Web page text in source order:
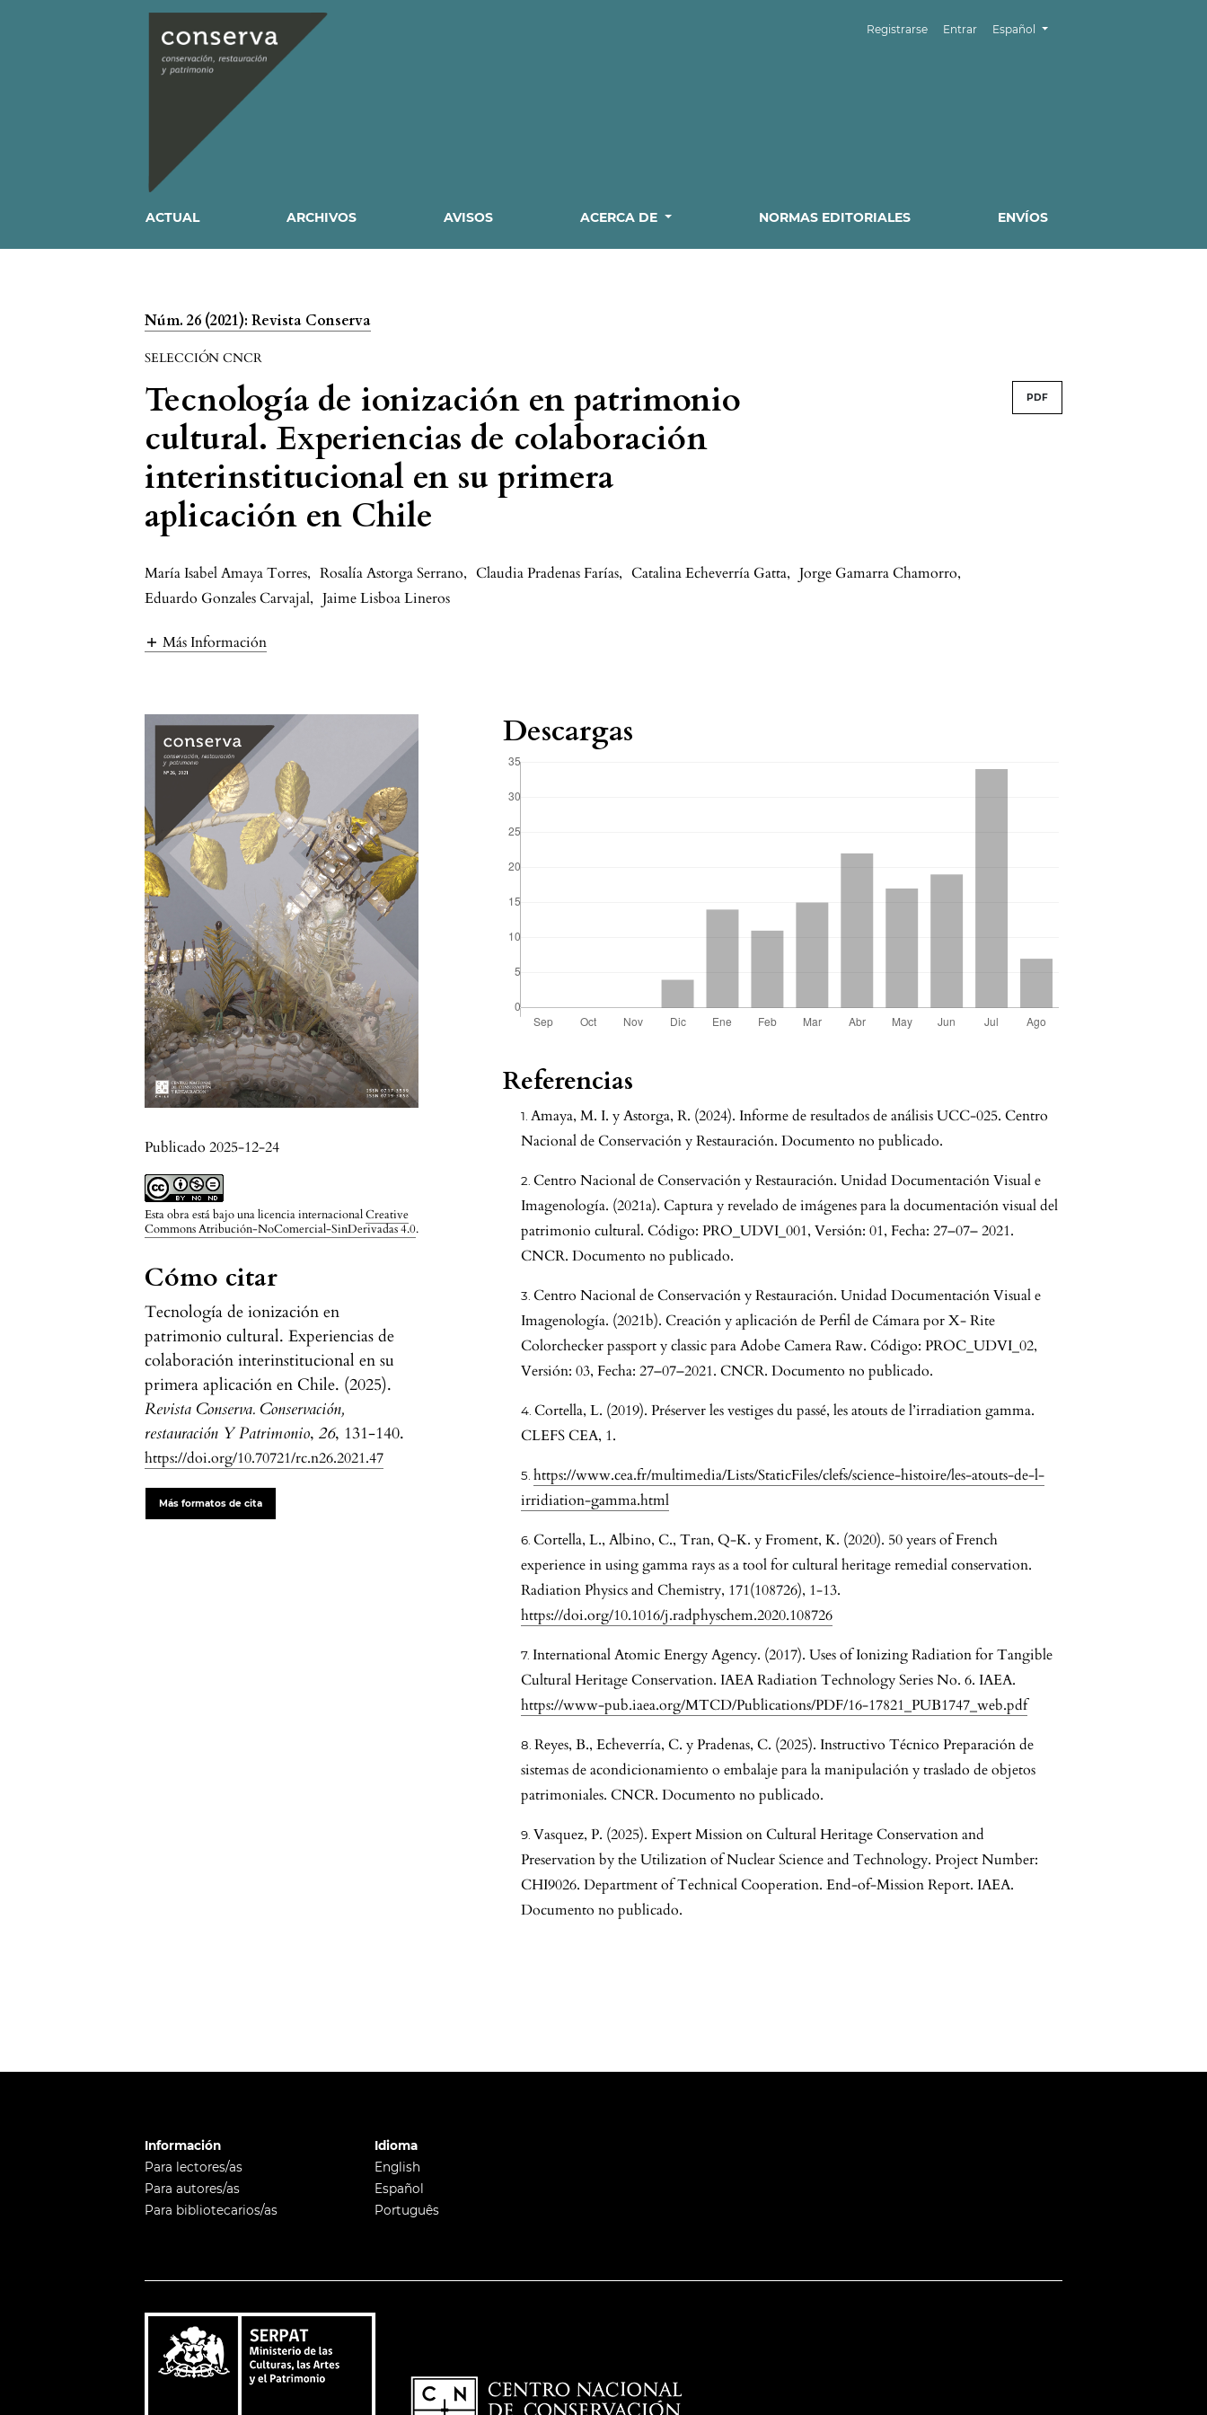
Registrarse Entrar Cambiar el idioma. El idioma actual es:
Español
ACTUAL ARCHIVOS AVISOS ACERCA DE NORMAS EDITORIALES ENVÍOS
Núm. 26 (2021): Revista Conserva
SELECCIÓN CNCR
Tecnología de ionización en patrimonio
cultural. Experiencias de colaboración
interinstitucional en su primera
aplicación en Chile
PDF
María Isabel Amaya Torres, Rosalía Astorga Serrano, Claudia Pradenas Farías, Catalina Echeverría Gatta, Jorge Gamarra Chamorro,
Eduardo Gonzales Carvajal, Jaime Lisboa Lineros
Más Información
Publicado 2025-12-24
Esta obra está bajo una licencia internacionalCreative
Commons Atribución-NoComercial-SinDerivadas 4.0.
Cómo citar
Tecnología de ionización en
patrimonio cultural. Experiencias de
colaboración interinstitucional en su
primera aplicación en Chile. (2025).
Revista Conserva. Conservación,
restauración Y Patrimonio,26, 131-140.
https://doi.org/10.70721/rc.n26.2021.47
Más formatos de cita
Descargas
Referencias
Amaya, M. I. y Astorga, R. (2024). Informe de resultados de análisis UCC-025. Centro
Nacional de Conservación y Restauración. Documento no publicado.
Centro Nacional de Conservación y Restauración. Unidad Documentación Visual e
Imagenología. (2021a). Captura y revelado de imágenes para la documentación visual del
patrimonio cultural. Código: PRO_UDVI_001, Versión: 01, Fecha: 27–07– 2021.
CNCR. Documento no publicado.
Centro Nacional de Conservación y Restauración. Unidad Documentación Visual e
Imagenología. (2021b). Creación y aplicación de Perfil de Cámara por X- Rite
Colorchecker passport y classic para Adobe Camera Raw. Código: PROC_UDVI_02,
Versión: 03, Fecha: 27–07–2021. CNCR. Documento no publicado.
Cortella, L. (2019). Préserver les vestiges du passé, les atouts de l’irradiation gamma.
CLEFS CEA, 1.
https://www.cea.fr/multimedia/Lists/StaticFiles/clefs/science-histoire/les-atouts-de-l-
irridiation-gamma.html
Cortella, L., Albino, C., Tran, Q-K. y Froment, K. (2020). 50 years of French
experience in using gamma rays as a tool for cultural heritage remedial conservation.
Radiation Physics and Chemistry, 171(108726), 1-13.
https://doi.org/10.1016/j.radphyschem.2020.108726
International Atomic Energy Agency. (2017). Uses of Ionizing Radiation for Tangible
Cultural Heritage Conservation. IAEA Radiation Technology Series No. 6. IAEA.
https://www-pub.iaea.org/MTCD/Publications/PDF/16-17821_PUB1747_web.pdf
Reyes, B., Echeverría, C. y Pradenas, C. (2025). Instructivo Técnico Preparación de
sistemas de acondicionamiento o embalaje para la manipulación y traslado de objetos
patrimoniales. CNCR. Documento no publicado.
Vasquez, P. (2025). Expert Mission on Cultural Heritage Conservation and
Preservation by the Utilization of Nuclear Science and Technology. Project Number:
CHI9026. Department of Technical Cooperation. End-of-Mission Report. IAEA.
Documento no publicado.
Información
Para lectores/as
Para autores/as
Para bibliotecarios/as
Idioma
English
Español
Português